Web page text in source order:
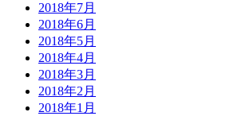
2018年7月
2018年6月
2018年5月
2018年4月
2018年3月
2018年2月
2018年1月